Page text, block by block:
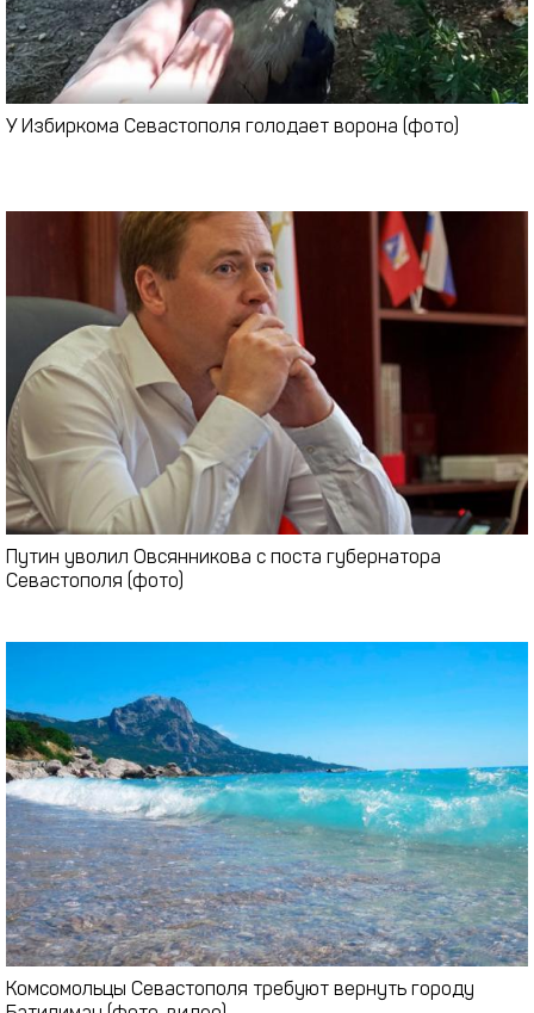
У Избиркома Севастополя голодает ворона (фото)
Путин уволил Овсянникова с поста губернатора
Севастополя (фото)
Комсомольцы Севастополя требуют вернуть городу